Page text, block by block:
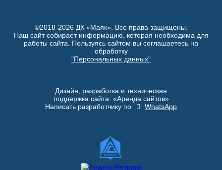
©2018-2026 ДК «Маяк». Все права защищены.
Наш сайт собирает информацию, которая необходима для
работы сайта. Пользуясь сайтом вы соглашаетесь на
обработку
"Персональных данных"
Дизайн, разработка и техническая
поддержка сайта: «Аренда сайтов»
Написать разработчику по
WhatsApp